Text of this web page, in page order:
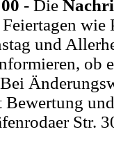
- Die
wie
und
ob
Bewertung
Str.